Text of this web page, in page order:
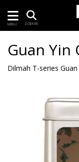
MENU ZOEKEN
Guan Yin
Dilmah T-series